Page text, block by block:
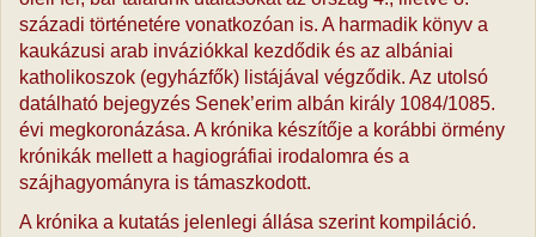
századi történetére vonatkozóan is. A harmadik könyv a
kaukázusi arab inváziókkal kezdődik és az albániai
katholikoszok (egyházfők) listájával végződik. Az utolsó
datálható bejegyzés Senek’erim albán király 1084/1085.
évi megkoronázása. A krónika készítője a korábbi örmény
krónikák mellett a hagiográfiai irodalomra és a
szájhagyományra is támaszkodott.
A krónika a kutatás jelenlegi állása szerint kompiláció.